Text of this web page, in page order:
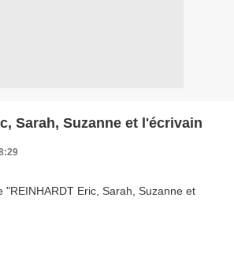
Sarah, Suzanne et l'écrivain